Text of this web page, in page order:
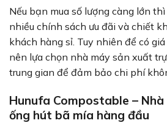
Nếu bạn mua số lượng càng lớn
nhiều chính sách ưu đãi và chiết
khách hàng sỉ. Tuy nhiên để có
nên lựa chọn nhà máy sản xuất
trung gian để đảm bảo chi phí
Hunufa Compostable –
ống hút bã mía hàng đầu